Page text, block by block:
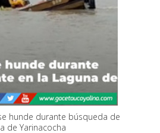
hunde durante búsqueda de
de Yarinacocha